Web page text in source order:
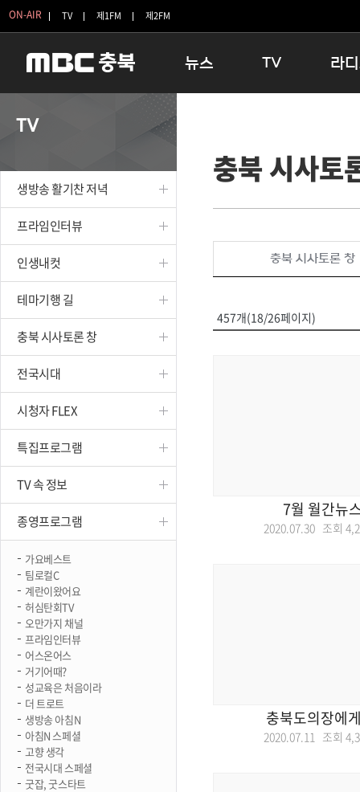
ON-AIR TV 제1FM 제2FM
뉴스
보은
옥천
TV
인생내컷
테마기행 길
시청자 FLEX
특집프로그램
라
16:00
우리 고
TV
생방송 활기찬 저녁
프라임인터뷰
인생내컷
테마기행 길
충북 시사토론 창
전국시대
시청자 FLEX
특집프로그램
TV 속 정보
종영프로그램
가요베스트
팀로컬C
계란이왔어요
허심탄회TV
오만가지 채널
프라임인터뷰
어스온어스
거기어때?
성교육은 처음이라
더 트로트
생방송 아침N
아침N 스페셜
고향 생각
전국시대 스페셜
굿잡, 굿스타트
충북 시사토
충북 시사토론 창
457개(18/26페이지)
7월 월간뉴
2020.07.30 조회
충북도의장에
2020.07.11 조회